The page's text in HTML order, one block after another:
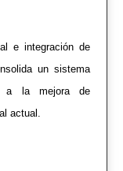
e integración de
un sistema
a la mejora de
actual.